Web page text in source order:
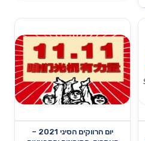
יום הרווקים הסיני 2021 –